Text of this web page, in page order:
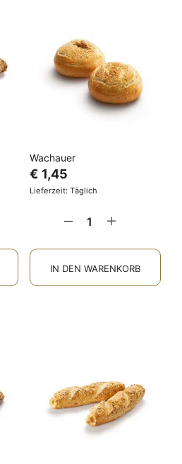
Wachauer
€ 1,45
Lieferzeit: Täglich
IN DEN WARENKORB